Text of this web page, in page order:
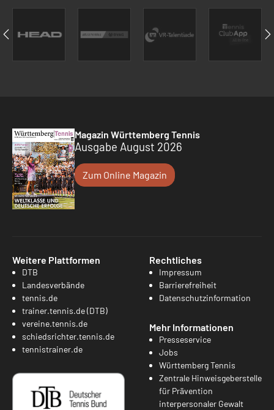
Magazin Württemberg Tennis
Ausgabe August 2026
Zum Online Magazin
Weitere Plattformen
DTB
Landesverbände
tennis.de
trainer.tennis.de (DTB)
vereine.tennis.de
schiedsrichter.tennis.de
tennistrainer.de
Rechtliches
Impressum
Barrierefreiheit
Datenschutzinformation
Mehr Informationen
Presseservice
Jobs
Württemberg Tennis
Zentrale Hinweisgeberstelle
für Prävention
interpersonaler Gewalt